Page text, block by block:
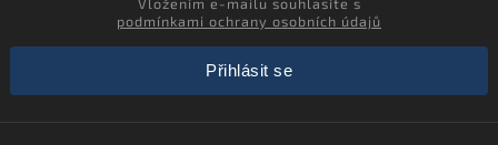
podmínkami ochrany osobních údajů
Přihlásit se